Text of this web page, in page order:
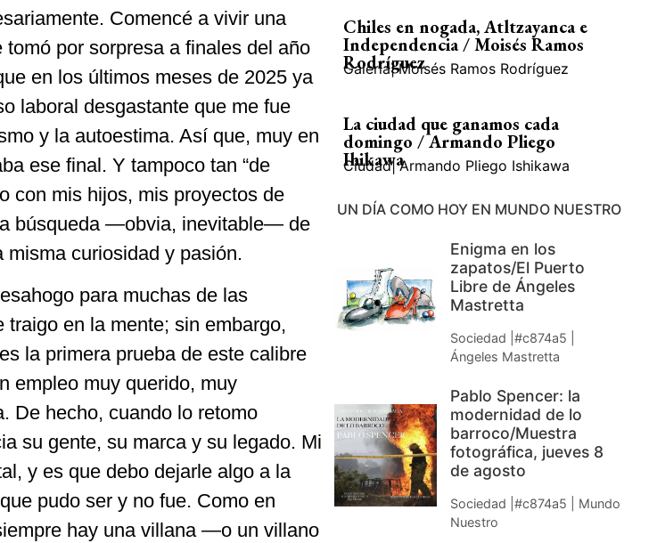
Comencé a vivir una
por sorpresa a finales del año
en los últimos meses de 2025 ya
laboral desgastante que me fue
y la autoestima. Así que, muy en
ese final. Y tampoco tan “de
con mis hijos, mis proyectos de
búsqueda —obvia, inevitable— de
curiosidad y pasión.
para muchas de las
en la mente; sin embargo,
la primera prueba de este calibre
empleo muy querido, muy
De hecho, cuando lo retomo
su gente, su marca y su legado. Mi
y es que debo dejarle algo a la
pudo ser y no fue. Como en
hay una villana —o un villano
Chiles en nogada, Atltzayanca e
Independencia / Moisés Ramos
Rodríguez
Galería| Moisés Ramos Rodríguez
La ciudad que ganamos cada
domingo / Armando Pliego
Ihikawa
Ciudad| Armando Pliego Ishikawa
UN DÍA COMO HOY EN MUNDO NUESTRO
Enigma en los
zapatos/El Puerto
Libre de Ángeles
Mastretta
Sociedad |#c874a5 |
Ángeles Mastretta
Pablo Spencer: la
modernidad de lo
barroco/Muestra
fotográfica, jueves 8
de agosto
Sociedad |#c874a5 | Mundo
Nuestro